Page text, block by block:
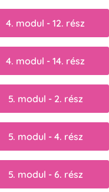
4. modul - 12. rész
4. modul - 14. rész
5. modul - 2. rész
5. modul - 4. rész
5. modul - 6. rész